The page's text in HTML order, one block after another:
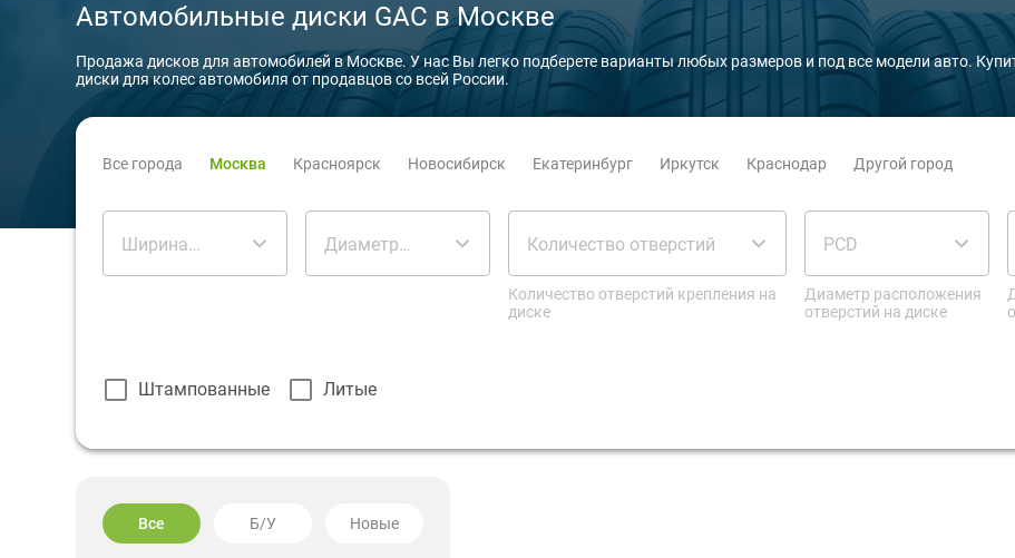
Автомобильные диски GAC в Москве
Продажа дисков для автомобилей в Москве. У нас Вы легко подберете варианты любых размеров и под все модели авто.
диски для колес автомобиля от продавцов со всей России.
Все города Москва Красноярск Новосибирск Екатеринбург Иркутск Краснодар Другой город
Ширина
Диаметр
Количество отверстий
Количество отверстий крепления на
диске
PCD
Диаметр расположения
отверстий на диске
Штампованные Литые
Все Б/У Новые